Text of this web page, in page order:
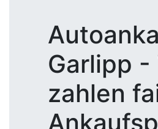
Garlipp -
zahlen